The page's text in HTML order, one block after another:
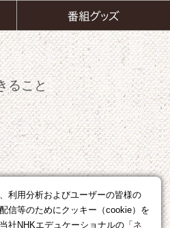
利用分析およびユーザーの皆様の
信等のためにクッキー（cookie）を
社NHKエデュケーショナルの「 ネ
ること